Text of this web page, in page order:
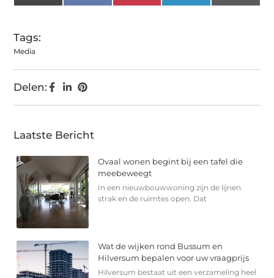
(Twitter)
Tags:
Media
Delen:
Laatste Bericht
Ovaal wonen begint bij een tafel die
meebeweegt
In een nieuwbouwwoning zijn de lijnen
strak en de ruimtes open. Dat
Wat de wijken rond Bussum en
Hilversum bepalen voor uw vraagprijs
Hilversum bestaat uit een verzameling heel